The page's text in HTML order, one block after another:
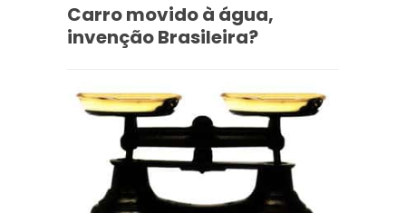
Carro movido à água,
invenção Brasileira?